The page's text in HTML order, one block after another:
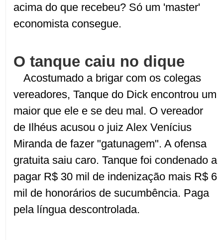
acima do que recebeu? Só um 'master'
economista consegue.
O tanque caiu no dique
Acostumado a brigar com os colegas
vereadores, Tanque do Dick encontrou um
maior que ele e se deu mal. O vereador
de Ilhéus acusou o juiz Alex Venícius
Miranda de fazer "gatunagem". A ofensa
gratuita saiu caro. Tanque foi condenado a
pagar R$ 30 mil de indenização mais R$ 6
mil de honorários de sucumbência. Paga
pela língua descontrolada.